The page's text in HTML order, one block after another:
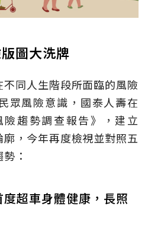
圖大洗牌
同人生階段所面臨的風險
眾風險意識，國泰人壽在
趨勢調查報告》，建立
，今年再度檢視並對照五
：
超車身體健康，長照